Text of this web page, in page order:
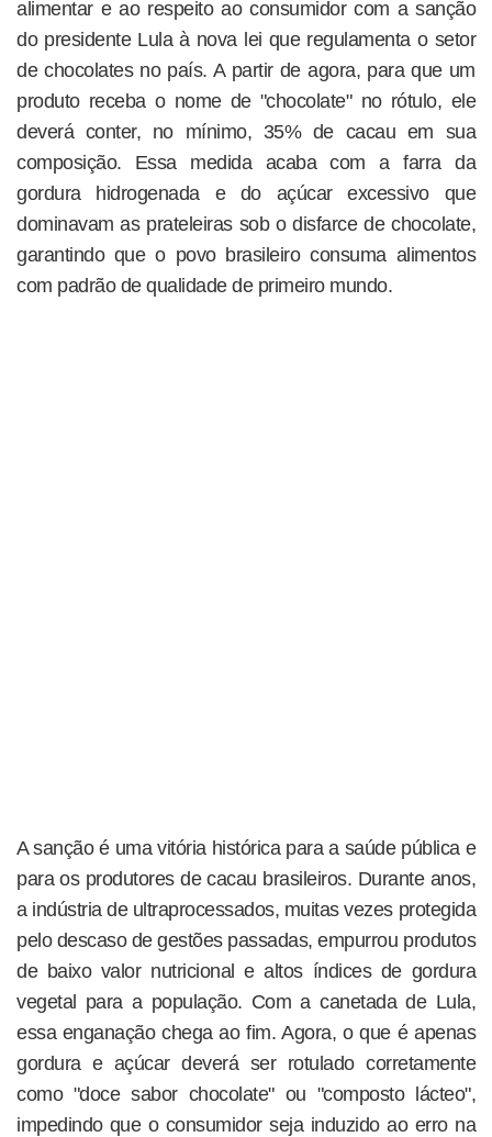
alimentar e ao respeito ao consumidor com a sanção
do presidente Lula à nova lei que regulamenta o setor
de chocolates no país. A partir de agora, para que um
produto receba o nome de "chocolate" no rótulo, ele
deverá conter, no mínimo, 35% de cacau em sua
composição. Essa medida acaba com a farra da
gordura hidrogenada e do açúcar excessivo que
dominavam as prateleiras sob o disfarce de chocolate,
garantindo que o povo brasileiro consuma alimentos
com padrão de qualidade de primeiro mundo.
A sanção é uma vitória histórica para a saúde pública e
para os produtores de cacau brasileiros. Durante anos,
a indústria de ultraprocessados, muitas vezes protegida
pelo descaso de gestões passadas, empurrou produtos
de baixo valor nutricional e altos índices de gordura
vegetal para a população. Com a canetada de Lula,
essa enganação chega ao fim. Agora, o que é apenas
gordura e açúcar deverá ser rotulado corretamente
como "doce sabor chocolate" ou "composto lácteo",
impedindo que o consumidor seja induzido ao erro na